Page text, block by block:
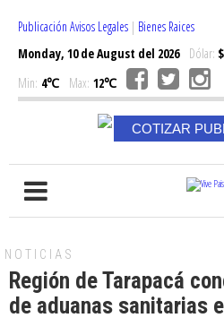
Publicación Avisos Legales | Bienes Raices
Monday, 10 de August del 2026Dólar:
Min: 4℃ Max: 12℃
COTIZAR
NOTICIAS
Región de Tarapacá
de aduanas sanitarias